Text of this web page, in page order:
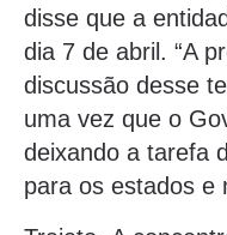
disse que a
dia 7 de abril. “A
discussão desse
uma vez que o
deixando a tarefa
para os estados e